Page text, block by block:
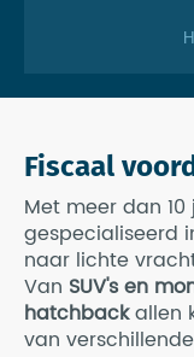
Fiscaal
Met meer dan
gespecialiseerd
naar lichte
Van SUV's en
hatchbackallen
van